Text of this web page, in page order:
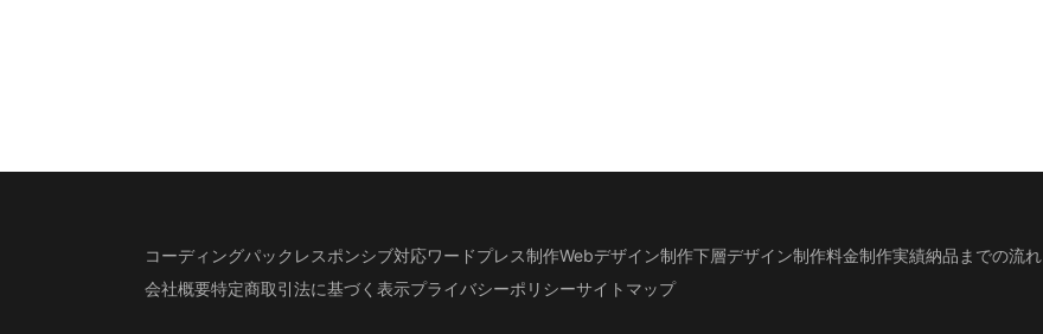
コーディングパック レスポンシブ対応ワードプレス制作Webデザイン制作下層デザイン制作料金制作実績納品までの流れ
会社概要特定商取引法に基づく表示プライバシーポリシーサイトマップ